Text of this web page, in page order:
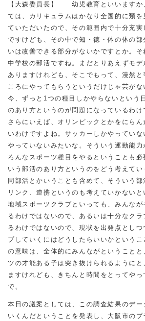
【大森委員長】 幼児教育といいますか
ては、カリキュラムはかなり全国的に類を
ていただいたので、その範囲内で十分充実
ですけども、その中で知・徳・体の体の部
いは改善できる部分がないかですとか。そ
中学校の部活ですね。まだとりあえずモ
ありますけれども、そこでもって、漫然と
ころにやってもらうというだけじゃ芸がな
今、ずっと1つの種目しかやらないという
のあり方というのが問題になっているわけ
さらにいえば、オリンピックとかをにら
いわけですよね。サッカーしかやってい
やっていないみたいな。そういう運動能
ろんなスポーツ種目をやるということも必
いう部活のあり方というのをどう考えて
同部活とかいうことも含めて、そういう
リンク、連携というのも考えていかない
地域スポーツクラブといっても、みんな
るわけではないので、あるいは十分なク
るわけではないので、現状を出発点としつ
プしていくにはどうしたらいいかという
の意味は、全体的にみんながということと
ツの才能ある子は突き抜けられるように
ますけれども、きちんと時間をとってやっ
で。
本日の議案としては、この調査結果のデー
いくんだということを発表し、大阪市の